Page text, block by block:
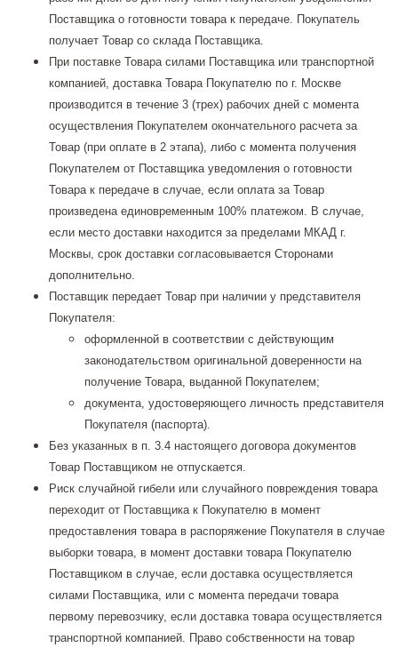
Поставщика о готовности товара к передаче. Покупатель
получает Товар со склада Поставщика.
При поставке Товара силами Поставщика или транспортной
компанией, доставка Товара Покупателю по г. Москве
производится в течение 3 (трех) рабочих дней с момента
осуществления Покупателем окончательного расчета за
Товар (при оплате в 2 этапа), либо с момента получения
Покупателем от Поставщика уведомления о готовности
Товара к передаче в случае, если оплата за Товар
произведена единовременным 100% платежом. В случае,
если место доставки находится за пределами МКАД г.
Москвы, срок доставки согласовывается Сторонами
дополнительно.
Поставщик передает Товар при наличии у представителя
Покупателя:
оформленной в соответствии с действующим
законодательством оригинальной доверенности на
получение Товара, выданной Покупателем;
документа, удостоверяющего личность представителя
Покупателя (паспорта).
Без указанных в п. 3.4 настоящего договора документов
Товар Поставщиком не отпускается.
Риск случайной гибели или случайного повреждения товара
переходит от Поставщика к Покупателю в момент
предоставления товара в распоряжение Покупателя в случае
выборки товара, в момент доставки товара Покупателю
Поставщиком в случае, если доставка осуществляется
силами Поставщика, или с момента передачи товара
первому перевозчику, если доставка товара осуществляется
транспортной компанией. Право собственности на товар